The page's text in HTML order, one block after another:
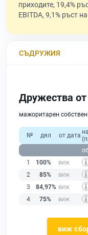
приходите, 19,4%
EBITDA, 9,1% ръст
СЪДРУЖИЯ
Дружества от
мажоритарен
№ дял от дата
1
100%
2
85%
3
84,97%
4
75%
виж